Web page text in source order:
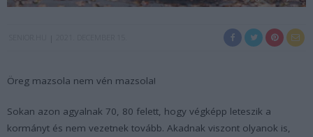
Öreg mazsola nem vén mazsola!
Sokan azon agyalnak 70, 80 felett, hogy végképp leteszik a
kormányt és nem vezetnek tovább. Akadnak viszont olyanok is,